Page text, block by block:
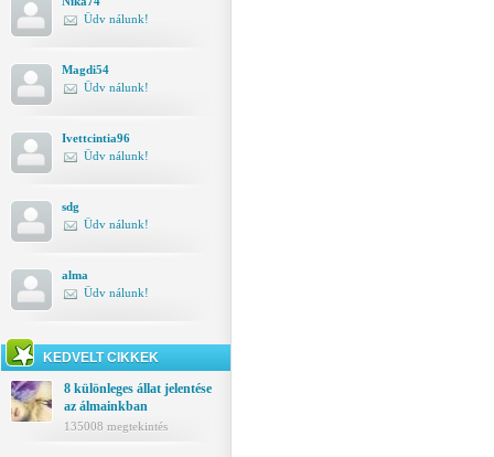
Üdv nálunk!
Magdi54
Üdv nálunk!
Ivettcintia96
Üdv nálunk!
sdg
Üdv nálunk!
alma
Üdv nálunk!
KEDVELT CIKKEK
8 különleges állat jelentése
az álmainkban
135008 megtekintés